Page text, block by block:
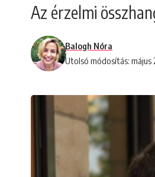
Az érzelmi
Utolsó módosítás: május
Balogh Nóra